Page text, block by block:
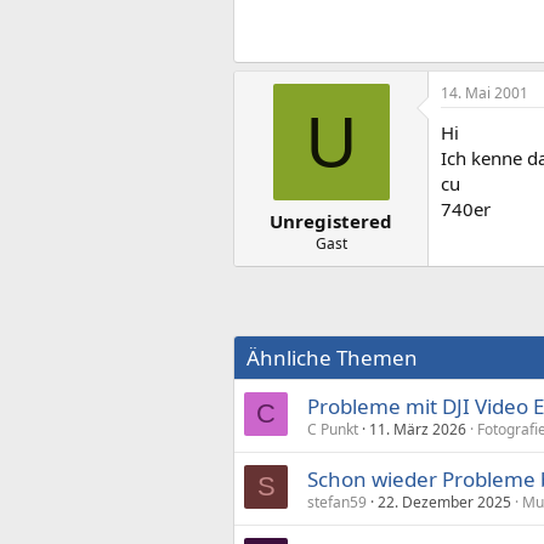
U
Unregistered
Gast
14. Mai 2001
Hi
Ich kenne
cu
740er
Ähnliche Themen
C Probleme mit DJI Video
C Punkt 11. März 2026
S Schon wieder
stefan59 22. Dezember 2025